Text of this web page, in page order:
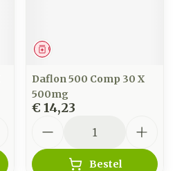
Geneesmiddel
Daflon 500 Comp 30 X
500mg
€ 14,23
Bestel